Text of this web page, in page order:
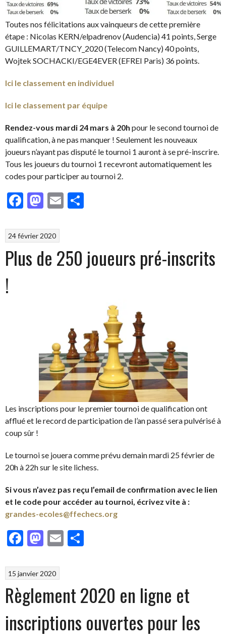
Toutes nos félicitations aux vainqueurs de cette première
étape : Nicolas KERN/elpadrenov (Audencia) 41 points, Serge
GUILLEMART/TNCY_2020 (Telecom Nancy) 40 points,
Wojtek SOCHACKI/EGE4EVER (EFREI Paris) 36 points.
Ici le classement en individuel
Ici le classement par équipe
Rendez-vous mardi 24 mars à 20h pour le second tournoi de
qualification, à ne pas manquer ! Seulement les nouveaux
joueurs n’ayant pas disputé le tournoi 1 auront à se pré-inscrire.
Tous les joueurs du tournoi 1 recevront automatiquement les
codes pour participer au tournoi 2.
Facebook
Mastodon
Email
24 février 2020
Plus de 250 joueurs pré-inscrits
!
Les inscriptions pour le premier tournoi de qualification ont
afflué et le record de participation de l’an passé sera pulvérisé à
coup sûr !
Le tournoi se jouera comme prévu demain mardi 25 février de
20h à 22h sur le site lichess.
Si vous n’avez pas reçu l’email de confirmation avec le lien
et le code pour accéder au tournoi, écrivez vite à :
grandes-ecoles@ffechecs.org
Facebook
Mastodon
Email
15 janvier 2020
Règlement 2020 en ligne et
inscriptions ouvertes pour les